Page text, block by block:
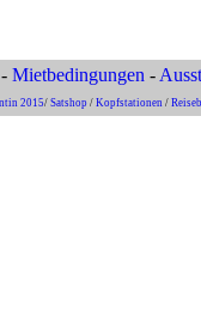
- Mietbedingungen -
2015/ Satshop/ Kopfstationen/